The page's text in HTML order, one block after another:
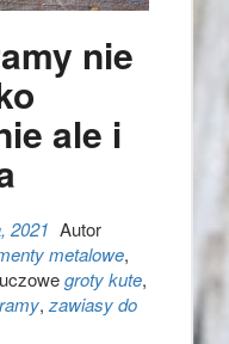
nie
ale i
2021 Autor
metalowe,
groty kute,
,zawiasy do